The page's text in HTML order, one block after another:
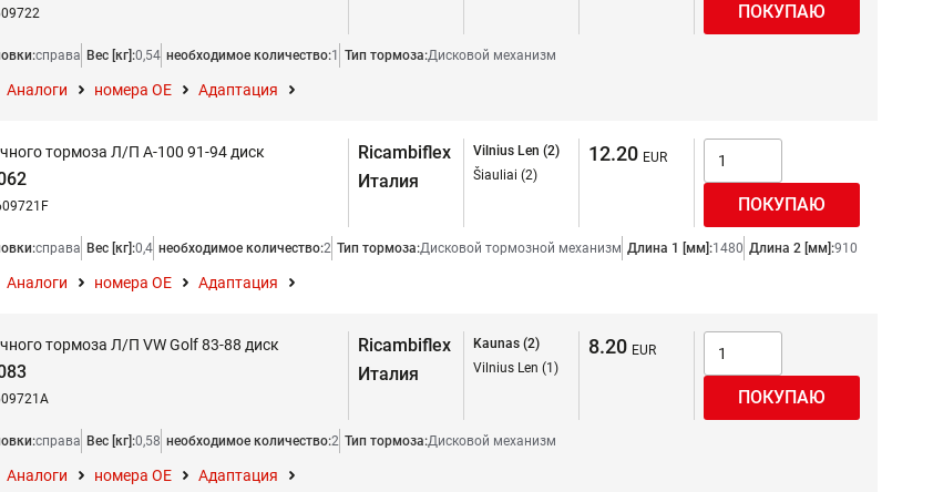
справа Вес [кг]:0,54 необходимое количество:1 Тип тормоза:Дисковой механизм
Аналоги номера ОЕ Адаптация
тормоза Л/П A-100 91-94 диск
Ricambiflex
Италия
Vilnius Len (2)
Šiauliai (2)
12.20
справа Вес [кг]:0,4 необходимое количество:2 Тип тормоза:Дисковой тормозной механизм Длина 1 [мм]:1480 Длина 2 [мм]:910
Аналоги номера ОЕ Адаптация
тормоза Л/П VW Golf 83-88 диск
Ricambiflex
Италия
Kaunas (2)
Vilnius Len (1)
8.20
справа Вес [кг]:0,58 необходимое количество:2 Тип тормоза:Дисковой механизм
Аналоги номера ОЕ Адаптация